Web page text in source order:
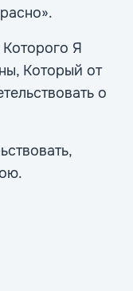
Я
Который от
о